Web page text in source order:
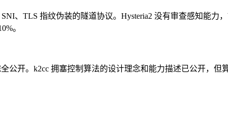
、TLS 指纹伪装的隧道协议。Hysteria2 没有审查感知能力
。
公开。k2cc 拥塞控制算法的设计理念和能力描述已公开，